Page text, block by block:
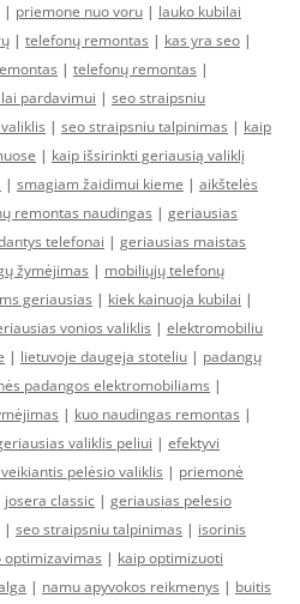
| priemone nuo voru | lauko kubilai
| telefonų remontas | kas yra seo |
| telefonų remontas |
pardavimui | seo straipsniu
| seo straipsniu talpinimas | kaip
| kaip išsirinkti geriausią valiklį
| smagiam žaidimui kieme | aikštelės
remontas naudingas | geriausias
telefonai | geriausias maistas
žymėjimas | mobiliųjų telefonų
geriausias | kiek kainuoja kubilai |
vonios valiklis | elektromobiliu
| lietuvoje daugeja stoteliu | padangų
padangos elektromobiliams |
| kuo naudingas remontas |
valiklis peliui | efektyvi
pelėsio valiklis | priemonė
josera classic | geriausias pelesio
| seo straipsniu talpinimas | isorinis
optimizavimas | kaip optimizuoti
| namu apyvokos reikmenys | buitis